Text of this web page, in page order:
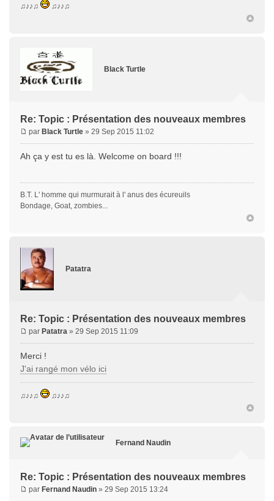
♫♪♪♫ ♫♪♪♫
Black Turtle
Re: Topic : Présentation des nouveaux membres
par Black Turtle » 29 Sep 2015 11:02
Ah ça y est tu es là. Welcome on board !!!
B.T. L' homme qui murmurait à l' anus des écureuils
Bondage, Goat, zombies...
Patatra
Re: Topic : Présentation des nouveaux membres
par Patatra » 29 Sep 2015 11:09
Merci !
J'ai rangé mon vélo ici
♫♪♪♫ ♫♪♪♫
Fernand Naudin
Re: Topic : Présentation des nouveaux membres
par Fernand Naudin » 29 Sep 2015 13:24